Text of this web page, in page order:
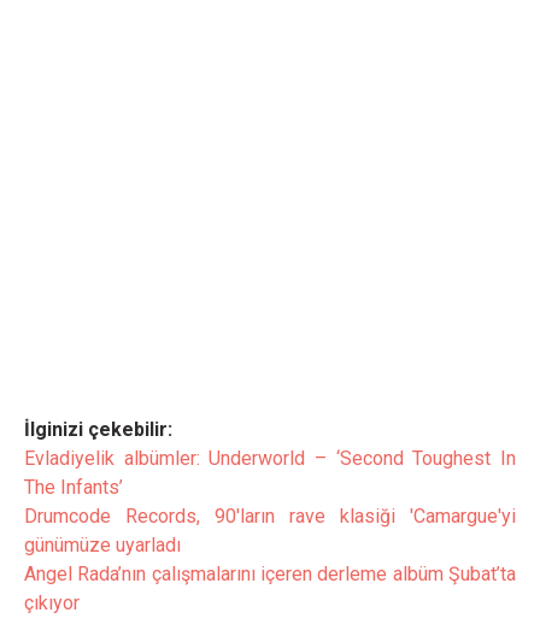
İlginizi çekebilir:
Evladiyelik albümler: Underworld – ‘Second Toughest In
The Infants’
Drumcode Records, 90'ların rave klasiği 'Camargue'yi
günümüze uyarladı
Angel Rada’nın çalışmalarını içeren derleme albüm Şubat’ta
çıkıyor